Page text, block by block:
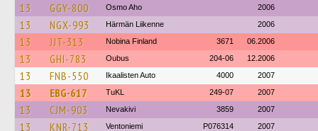
13 GGY-800 Osmo Aho 2006
13 NGX-993 Härmän Liikenne 2006
13 JJT-313 Nobina Finland 3671 06.2006
13 GHI-783 Oubus 204-06 12.2006
13 FNB-550 Ikaalisten Auto 4000 2007
13 EBG-617 TuKL 249-07 2007
13 CJM-903 Nevakivi 3859 2007
13 KNR-713 Ventoniemi P076314 2007